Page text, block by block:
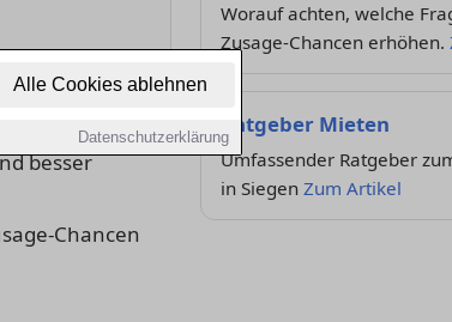
Alle Cookies ablehnen
Datenschutzerklärung
besser
Chancen
Worauf achten, welche
Zusage-Chancen erhöhen.
Ratgeber Mieten
Umfassender Ratgeber
in Siegen Zum Artikel